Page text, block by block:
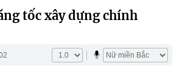
tốc xây dựng chính